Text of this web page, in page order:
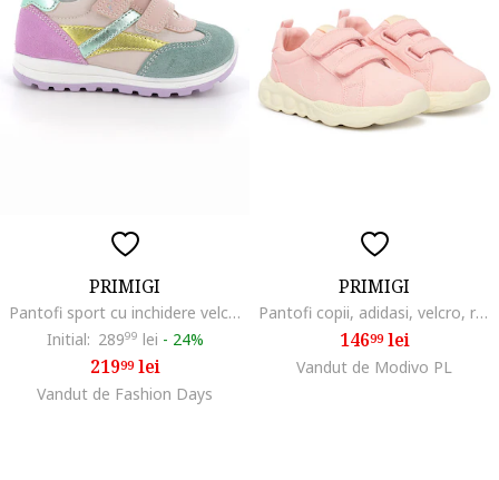
PRIMIGI
Pantofi sport cu inchidere velcro si segmente din piele, Verde/Galben/Roz somon
Initial: 28999 lei - 24%
21999lei
Vandut de Fashion Days
PRIMIGI
Pantofi copii, adidasi, velcro, roz, tesaturaswqfwqd, Roz
14699lei
Vandut de Modivo PL